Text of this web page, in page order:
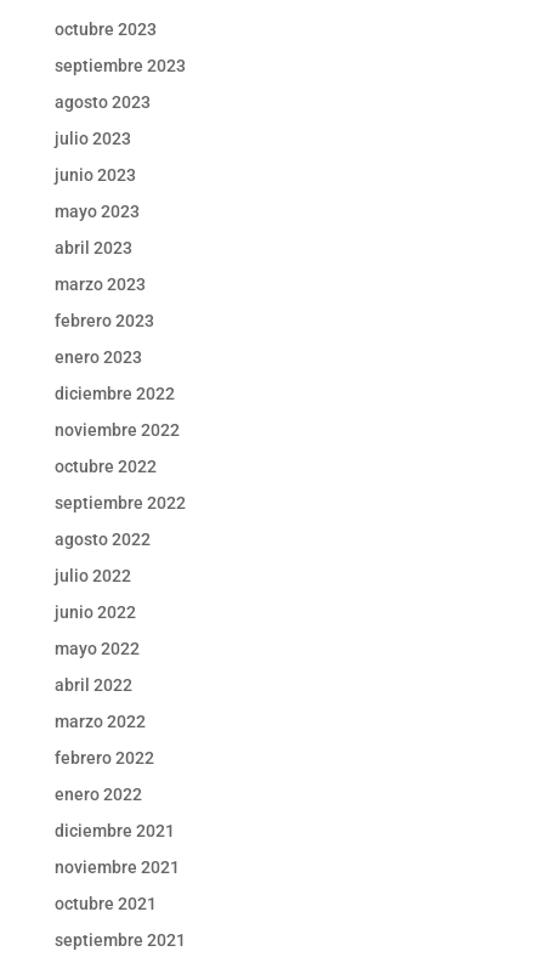
octubre 2023
septiembre 2023
agosto 2023
julio 2023
junio 2023
mayo 2023
abril 2023
marzo 2023
febrero 2023
enero 2023
diciembre 2022
noviembre 2022
octubre 2022
septiembre 2022
agosto 2022
julio 2022
junio 2022
mayo 2022
abril 2022
marzo 2022
febrero 2022
enero 2022
diciembre 2021
noviembre 2021
octubre 2021
septiembre 2021